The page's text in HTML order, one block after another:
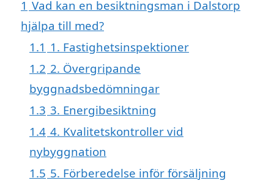
1 Vad kan en besiktningsman i Dalstorp
hjälpa till med?
1.1 1. Fastighetsinspektioner
1.2 2. Övergripande
byggnadsbedömningar
1.3 3. Energibesiktning
1.4 4. Kvalitetskontroller vid
nybyggnation
1.5 5. Förberedelse inför försäljning